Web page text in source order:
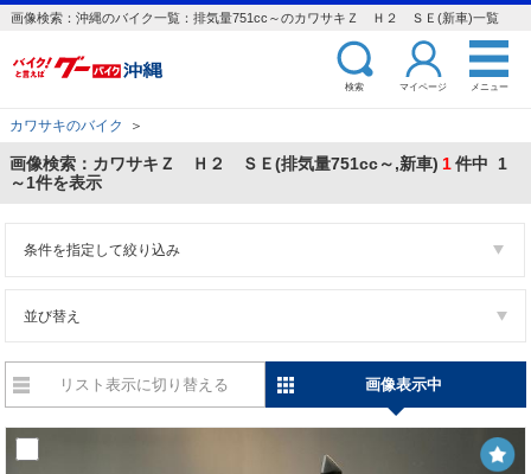
画像検索：沖縄のバイク一覧：排気量751cc～のカワサキＺ Ｈ２ ＳＥ(新車)一覧
検索 マイページ メニュー
カワサキのバイク ＞
画像検索：カワサキＺ Ｈ２ ＳＥ(排気量751cc～,新車) 1件中 1
～1件を表示
条件を指定して絞り込み
並び替え
リスト表示に切り替える 画像表示中